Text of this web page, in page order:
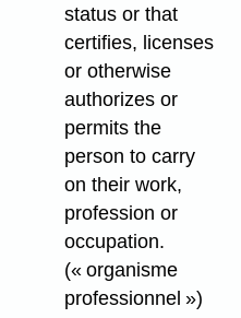
status or that
certifies, licenses
or otherwise
authorizes or
permits the
person to carry
on their work,
profession or
occupation.
(« organisme
professionnel »)